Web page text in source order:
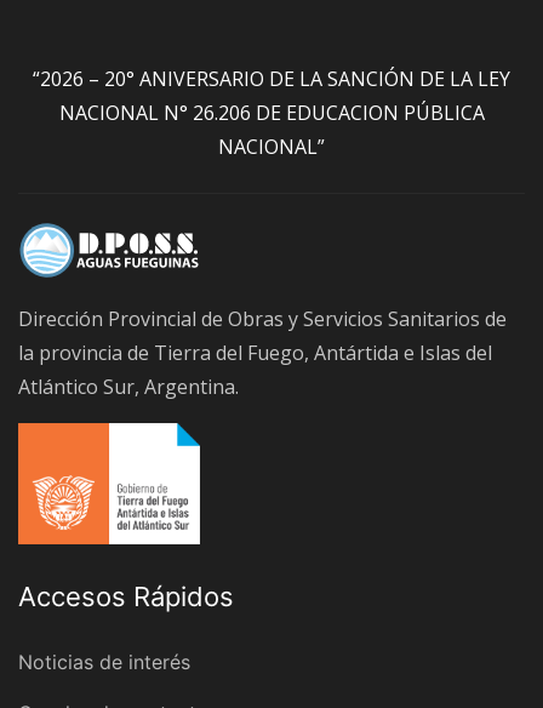
“2026 – 20° ANIVERSARIO DE LA SANCIÓN DE LA LEY
NACIONAL N° 26.206 DE EDUCACION PÚBLICA
NACIONAL”
Dirección Provincial de Obras y Servicios Sanitarios de
la provincia de Tierra del Fuego, Antártida e Islas del
Atlántico Sur, Argentina.
Accesos Rápidos
Noticias de interés